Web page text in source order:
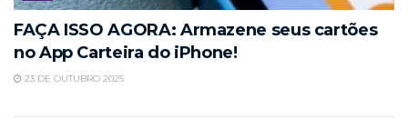
FAÇA ISSO AGORA: Armazene seus cartões
no App Carteira do iPhone!
23 DE OUTUBRO 2025